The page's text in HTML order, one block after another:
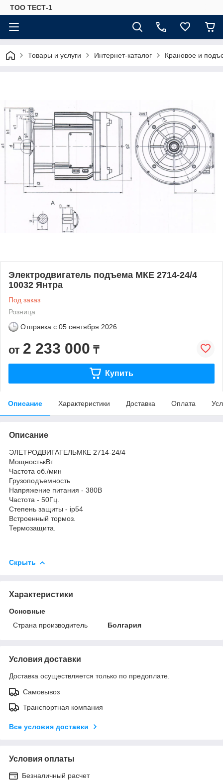
ТОО ТЕСТ-1
Товары и услуги Интернет-каталог Крановое и
Электродвигатель подъема МКЕ 2714-24/4
10032 Янтра
Под заказ
Розница
Отправка с 05 сентября 2026
от 2 233 000 ₸
Купить
Описание Характеристики Доставка Оплата
Описание
ЭЛЕТРОДВИГАТЕЛЬМКЕ 2714-24/4
МощностькВт
Частота об./мин
Грузоподъемность
Напряжение питания - 380В
Частота - 50Гц.
Степень защиты - ip54
Встроенный тормоз.
Термозащита.
Скрыть
Характеристики
Основные
Страна производитель
Болгария
Условия доставки
Доставка осуществляется только по предоплате.
Самовывоз
Транспортная компания
Все условия доставки
Условия оплаты
Безналичный расчет